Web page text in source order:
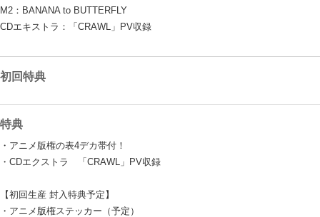
M2：BANANA to BUTTERFLY
CDエキストラ：「CRAWL」PV収録
初回特典
特典
・アニメ版権の表4デカ帯付！
・CDエクストラ 「CRAWL」PV収録
【初回生産 封入特典予定】
・アニメ版権ステッカー（予定）